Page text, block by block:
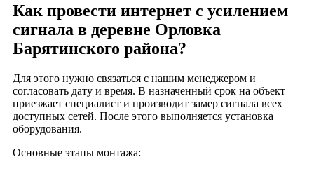
деревня Перенежье
деревня Митинка
деревня Поздняково
деревня Шершнево
деревня Высокая Горка
деревня Красниково
село Марс
Как провести интернет с усилением
сигнала в деревне Орловка
Барятинского района?
Для этого нужно связаться с нашим менеджером и
согласовать дату и время. В назначенный срок на объект
приезжает специалист и производит замер сигнала всех
доступных сетей. После этого выполняется установка
оборудования.
Основные этапы монтажа: